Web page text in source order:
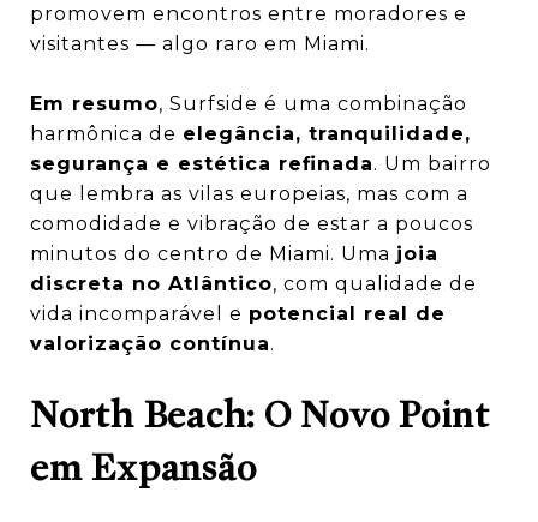
promovem encontros entre moradores e
visitantes — algo raro em Miami.
Em resumo, Surfside é uma combinação
harmônica de elegância, tranquilidade,
segurança e estética refinada. Um bairro
que lembra as vilas europeias, mas com a
comodidade e vibração de estar a poucos
minutos do centro de Miami. Uma joia
discreta no Atlântico, com qualidade de
vida incomparável e potencial real de
valorização contínua.
North Beach: O Novo Point
em Expansão